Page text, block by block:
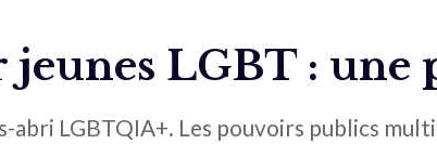
jeunes LGBT : une
LGBTQIA+. Les pouvoirs publics